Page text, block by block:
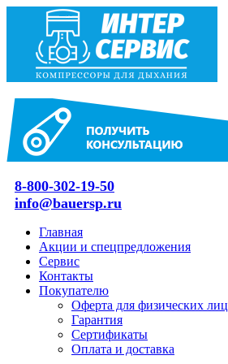
8-800-302-19-50
info@bauersp.ru
Главная
Акции и спецпредложения
Сервис
Контакты
Покупателю
Оферта для физических лиц
Гарантия
Сертификаты
Оплата и доставка